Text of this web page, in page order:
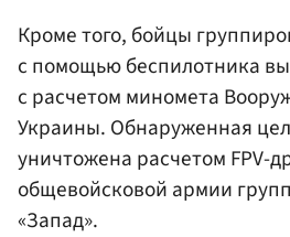
Кроме того, бойцы
с помощью беспилотника
с расчетом миномета
Украины. Обнаруженная
уничтожена расчетом FPV-
общевойсковой армии
«Запад».